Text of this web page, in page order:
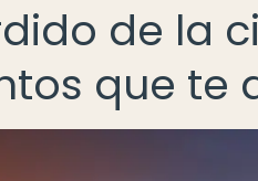
de la
que te